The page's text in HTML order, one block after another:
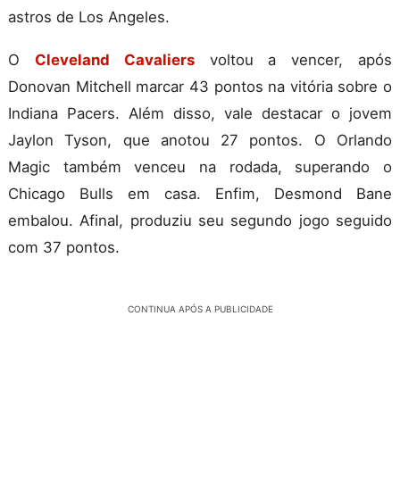
astros de Los Angeles.
O Cleveland Cavaliersvoltou a vencer, após
Donovan Mitchell marcar 43 pontos na vitória sobre o
Indiana Pacers. Além disso, vale destacar o jovem
Jaylon Tyson, que anotou 27 pontos. O Orlando
Magic também venceu na rodada, superando o
Chicago Bulls em casa. Enfim, Desmond Bane
embalou. Afinal, produziu seu segundo jogo seguido
com 37 pontos.
CONTINUA APÓS A PUBLICIDADE